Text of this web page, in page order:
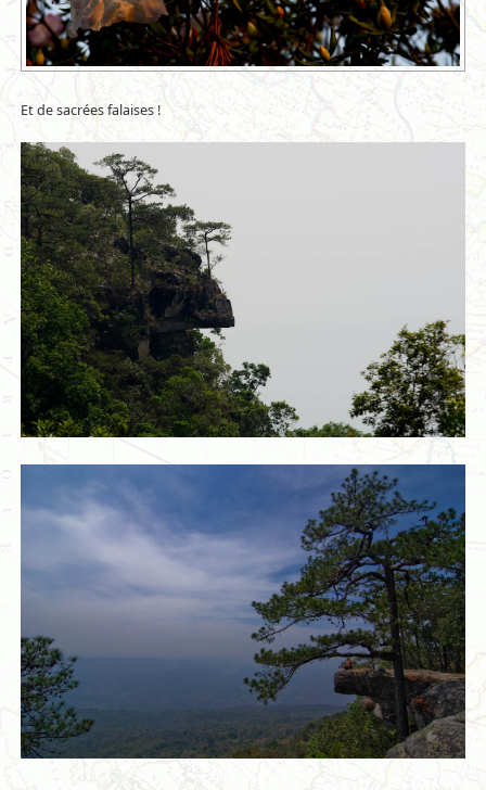
Et de sacrées falaises !